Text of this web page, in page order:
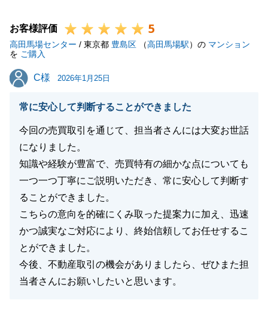
お客様評価 5
高田馬場センター / 東京都 豊島区 （高田馬場駅）の マンション
を ご購入
C様
C様 2026年1月25日
常に安心して判断することができました
今回の売買取引を通じて、担当者さんには大変お世話
になりました。
知識や経験が豊富で、売買特有の細かな点についても
一つ一つ丁寧にご説明いただき、常に安心して判断す
ることができました。
こちらの意向を的確にくみ取った提案力に加え、迅速
かつ誠実なご対応により、終始信頼してお任せするこ
とができました。
今後、不動産取引の機会がありましたら、ぜひまた担
当者さんにお願いしたいと思います。